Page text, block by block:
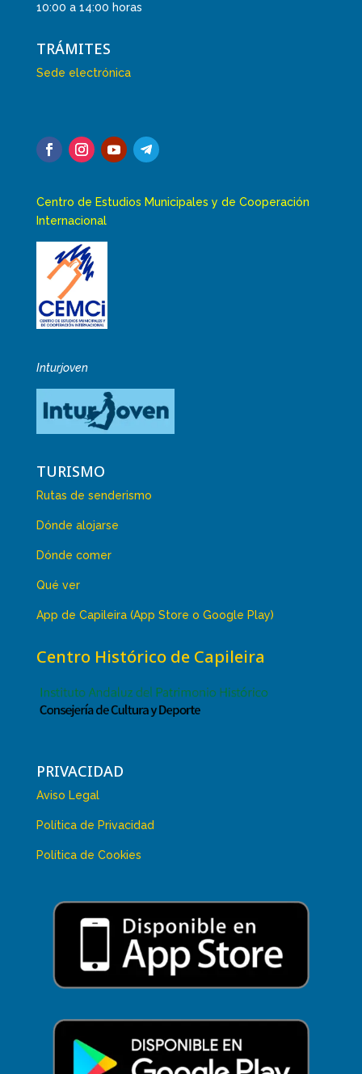
10:00 a 14:00 horas
TRÁMITES
Sede electrónica
Centro de Estudios Municipales y de Cooperación
Internacional
Inturjoven
TURISMO
Rutas de senderismo
Dónde alojarse
Dónde comer
Qué ver
App de Capileira (App Store o Google Play)
Centro Histórico de Capileira
PRIVACIDAD
Aviso Legal
Política de Privacidad
Política de Cookies